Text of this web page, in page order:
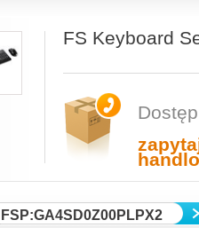
FS Keyboard
FSP:GA4SD0Z00PLPX2